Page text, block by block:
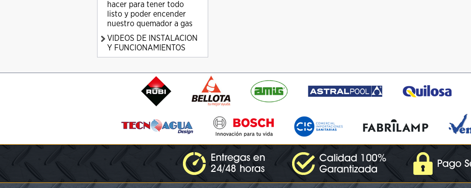
hacer para tener todo
listo y poder encender
nuestro quemador a gas
VIDEOS DE INSTALACION
Y FUNCIONAMIENTOS